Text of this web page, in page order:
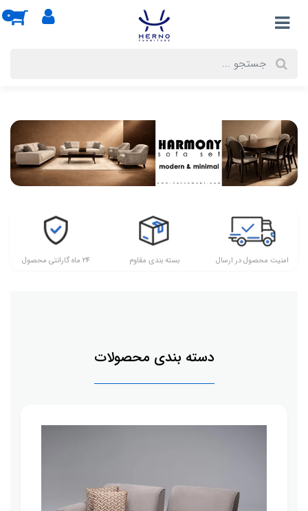
0
امنیت محصول در ارسال بسته بندی مقاوم 24 ماه گارانتی محصول
دسته بندی محصولات